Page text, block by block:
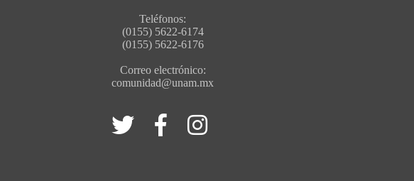
Teléfonos:
(0155) 5622-6174
(0155) 5622-6176
Correo electrónico:
comunidad@unam.mx